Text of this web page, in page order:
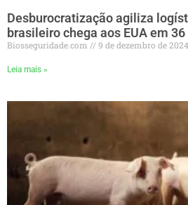
Desburocratização agiliza
brasileiro chega aos EUA em
Biosseguridade.com 9 de dezembro de 2024
Leia mais »